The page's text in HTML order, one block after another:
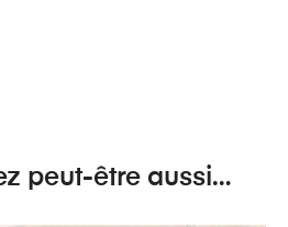
peut-être aussi…